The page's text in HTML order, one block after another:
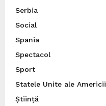
Serbia
Social
Spania
Spectacol
Sport
Statele Unite ale Americii
Știință